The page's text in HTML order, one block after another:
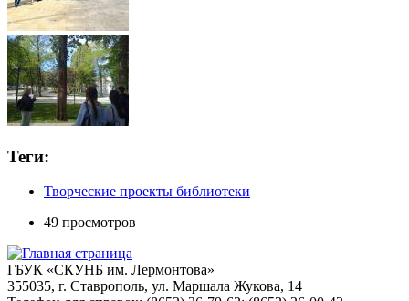
Теги:
Творческие проекты библиотеки
49 просмотров
ГБУК «СКУНБ им. Лермонтова»
355035, г. Ставрополь, ул. Маршала Жукова, 14